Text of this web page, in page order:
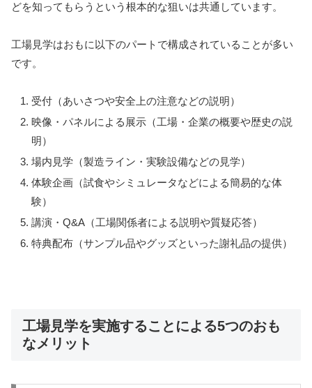
どを知ってもらうという根本的な狙いは共通しています。
工場見学はおもに以下のパートで構成されていることが多い
です。
受付（あいさつや安全上の注意などの説明）
映像・パネルによる展示（工場・企業の概要や歴史の説
明）
場内見学（製造ライン・実験設備などの見学）
体験企画（試食やシミュレータなどによる簡易的な体
験）
講演・Q&A（工場関係者による説明や質疑応答）
特典配布（サンプル品やグッズといった謝礼品の提供）
工場見学を実施することによる5つのおも
なメリット